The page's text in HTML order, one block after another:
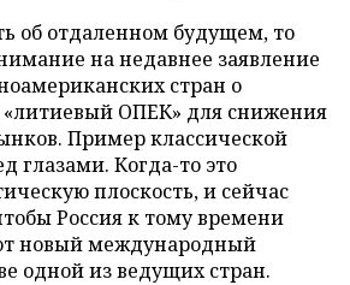
об отдаленном будущем, то
на недавнее заявление
стран о
«литиевый ОПЕК» для снижения
Пример классической
глазами. Когда-то это
плоскость, и сейчас
Россия к тому времени
новый международный
одной из ведущих стран.